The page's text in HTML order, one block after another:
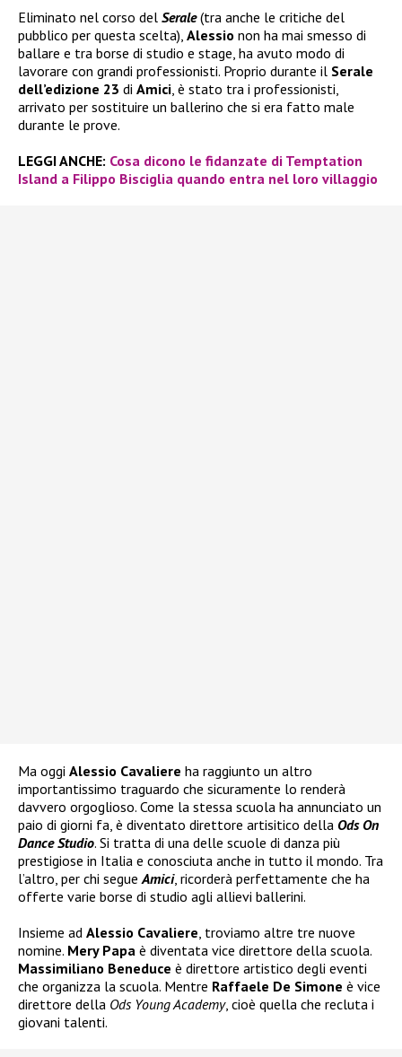
Eliminato nel corso del Serale(tra anche le critiche del
pubblico per questa scelta), Alessio non ha mai smesso di
ballare e tra borse di studio e stage, ha avuto modo di
lavorare con grandi professionisti. Proprio durante il Serale
dell’edizione 23 di Amici , è stato tra i professionisti,
arrivato per sostituire un ballerino che si era fatto male
durante le prove.
LEGGI ANCHE: Cosa dicono le fidanzate di Temptation
Island a Filippo Bisciglia quando entra nel loro villaggio
Ma oggi Alessio Cavaliere ha raggiunto un altro
importantissimo traguardo che sicuramente lo renderà
davvero orgoglioso. Come la stessa scuola ha annunciato un
paio di giorni fa, è diventato direttore artisitico della Ods On
Dance Studio. Si tratta di una delle scuole di danza più
prestigiose in Italia e conosciuta anche in tutto il mondo. Tra
l’altro, per chi segue Amici, ricorderà perfettamente che ha
offerte varie borse di studio agli allievi ballerini.
Insieme ad Alessio Cavaliere , troviamo altre tre nuove
nomine. Mery Papa è diventata vice direttore della scuola.
Massimiliano Beneduce è direttore artistico degli eventi
che organizza la scuola. Mentre Raffaele De Simone è vice
direttore della Ods Young Academy, cioè quella che recluta i
giovani talenti.